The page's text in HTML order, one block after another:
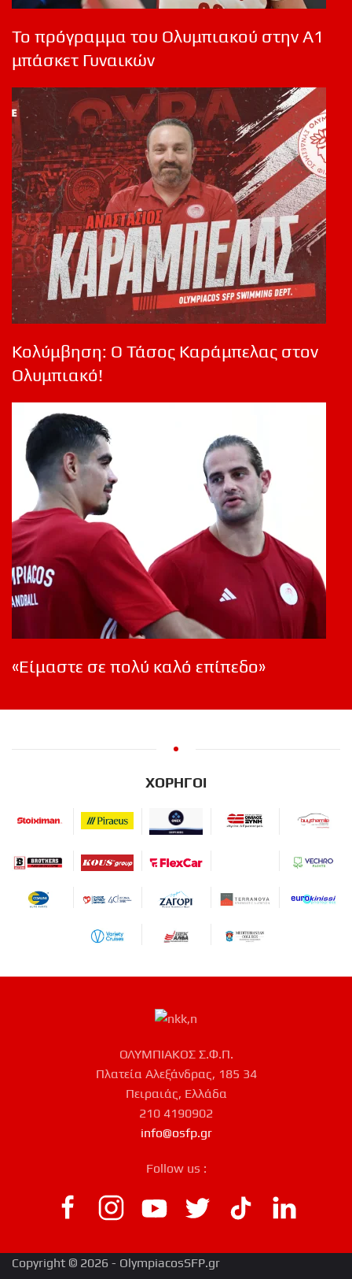
Το πρόγραμμα του Ολυμπιακού στην Α1
μπάσκετ Γυναικών
Κολύμβηση: Ο Τάσος Καράμπελας στον
Ολυμπιακό!
«Είμαστε σε πολύ καλό επίπεδο»
ΧΟΡΗΓΟΙ
ΟΛΥΜΠΙΑΚΟΣ Σ.Φ.Π.
Πλατεία Αλεξάνδρας, 185 34
Πειραιάς, Ελλάδα
210 4190902
info@osfp.gr
Follow us :
Copyright © 2026 - OlympiacosSFP.gr